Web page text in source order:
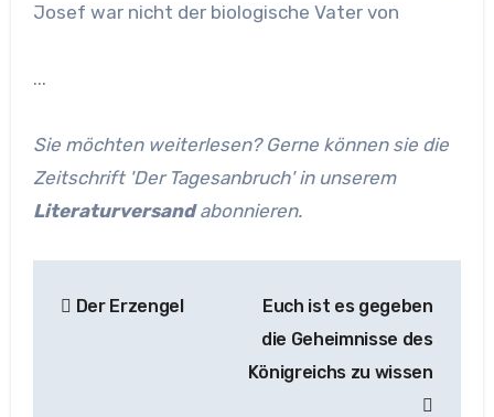
Josef war nicht der biologische Vater von
...
Sie möchten weiterlesen? Gerne können sie die
Zeitschrift 'Der Tagesanbruch' in unserem
Literaturversandabonnieren.
Der Erzengel
Euch ist es gegeben
die Geheimnisse des
Königreichs zu wissen